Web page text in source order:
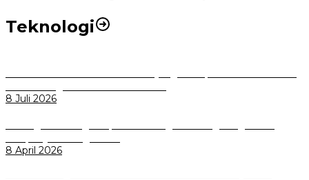
Teknologi
8 Juli 2026
8 April 2026